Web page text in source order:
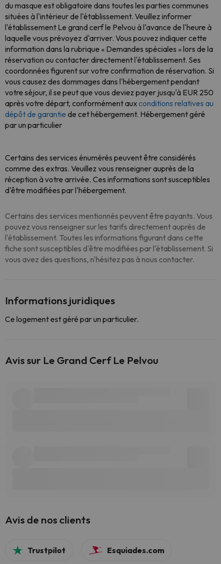
du masque est obligatoire dans toutes les parties communes
situées à l'intérieur de l'établissement. Veuillez informer
l'établissement Le grand cerf le Pelvou à l'avance de l'heure à
laquelle vous prévoyez d'arriver. Vous pouvez indiquer cette
information dans la rubrique « Demandes spéciales » lors de la
réservation ou contacter directement l'établissement. Ses
coordonnées figurent sur votre confirmation de réservation. Si
vous causez des dommages dans l'hébergement pendant
votre séjour, il se peut que vous deviez payer jusqu'à EUR 250
après votre départ, conformément auxconditions relatives au
dépôt de garantie de cet hébergement. Hébergement géré
par un particulier
Certains des services énumérés peuvent être considérés
comme des extras. Veuillez vous renseigner auprès de la
réception à votre arrivée. Ces informations sont susceptibles
d'être modifiées par l'hébergement.
Certains des services mentionnés peuvent être payants. Vous
pouvez vous renseigner sur les tarifs directement auprès de
l'établissement. Toutes les informations figurant dans cette
fiche sont susceptibles d'être modifiées par l'établissement. Si
vous avez des questions, n'hésitez pas à nous contacter.
Informations juridiques
Ce logement est géré par un particulier.
Avis sur Le Grand Cerf Le Pelvou
Avis de nos clients
Trustpilot Esquiades.com